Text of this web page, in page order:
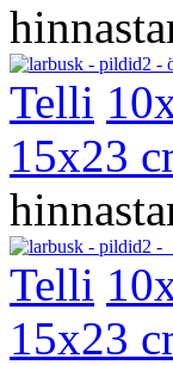
Telli
15x23
Telli
15x23